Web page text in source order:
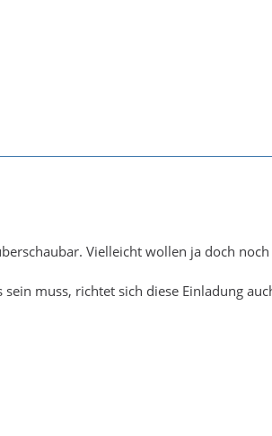
Vielleicht wollen ja doch
muss, richtet sich diese Einladung